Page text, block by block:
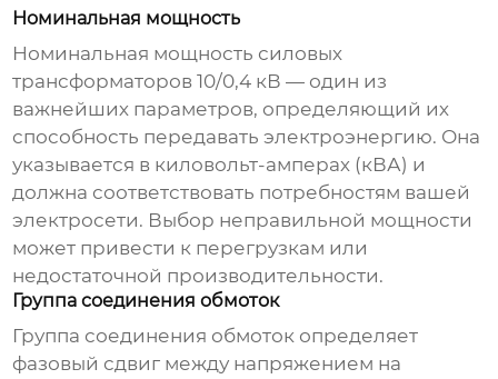
Номинальная мощность
Номинальная мощность силовых
трансформаторов 10/0,4 кВ — один из
важнейших параметров, определяющий их
способность передавать электроэнергию. Она
указывается в киловольт-амперах (кВА) и
должна соответствовать потребностям вашей
электросети. Выбор неправильной мощности
может привести к перегрузкам или
недостаточной производительности.
Группа соединения обмоток
Группа соединения обмоток определяет
фазовый сдвиг между напряжением на